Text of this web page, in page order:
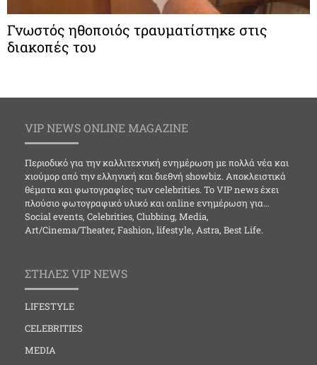
Γνωστός ηθοποιός τραυματίστηκε στις
διακοπές του
VIP NEWS ONLINE MAGAZINE
Περιοδικό για την καλλιτεχνική ενημέρωση με πολλά νέα και
χιούμορ από την ελληνική και διεθνή showbiz. Αποκλειστικά
θέματα και φωτογραφίες των celebrities. Το VIP news έχει
πλούσιο φωτογραφικό υλικό και online ενημέρωση για…
Social events, Celebrities, Clubbing, Media,
Art/Cinema/Theater, Fashion, lifestyle, Astra, Best Life.
ΣΤΗΛΕΣ VIP NEWS
LIFESTYLE
CELEBRITIES
MEDIA